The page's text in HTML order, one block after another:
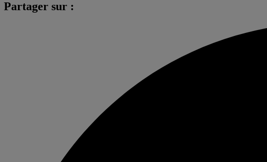
Partager sur :